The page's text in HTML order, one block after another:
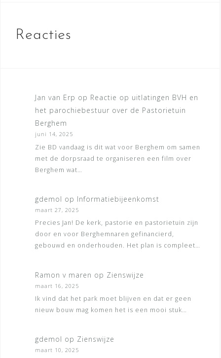
Reacties
Jan van Erp op Reactie op uitlatingen BVH en
het parochiebestuur over de Pastorietuin
Berghem
juni 14, 2025
Zie BD vandaag is dit wat voor Berghem om samen
met de dorpsraad te organiseren een film over
Berghem wat…
gdemol op Informatiebijeenkomst
maart 27, 2025
Precies Jan! De kerk, pastorie en pastorietuin zijn
door en voor Berghemnaren gefinancierd,
gebouwd en onderhouden. Het plan is compleet…
Ramon v maren op Zienswijze
maart 16, 2025
Ik vind dat het park moet blijven en dat er geen
nieuw bouw mag komen het is een mooi stuk…
gdemol op Zienswijze
maart 10, 2025